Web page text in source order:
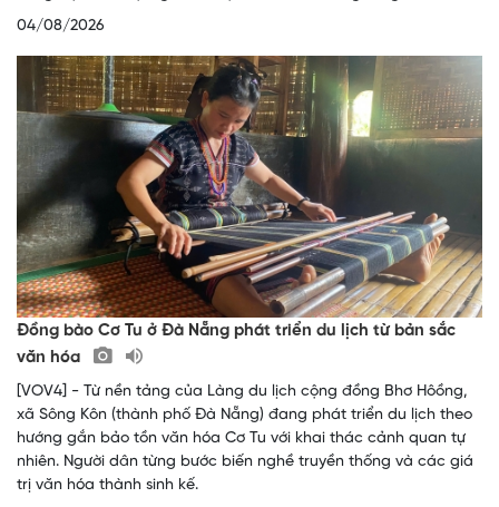
04/08/2026
Đồng bào Cơ Tu ở Đà Nẵng phát triển du lịch từ bản sắc
văn hóa
[VOV4] - Từ nền tảng của Làng du lịch cộng đồng Bhơ Hôồng,
xã Sông Kôn (thành phố Đà Nẵng) đang phát triển du lịch theo
hướng gắn bảo tồn văn hóa Cơ Tu với khai thác cảnh quan tự
nhiên. Người dân từng bước biến nghề truyền thống và các giá
trị văn hóa thành sinh kế.